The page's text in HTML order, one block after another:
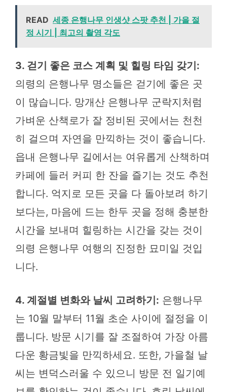
READ 세종 은행나무 인생샷 스팟 추천 | 가을 절
정 시기 | 최고의 촬영 각도
3. 걷기 좋은 코스 계획 및 힐링 타임 갖기:
의령의 은행나무 명소들은 걷기에 좋은 곳
이 많습니다. 망개산 은행나무 군락지처럼
가벼운 산책로가 잘 정비된 곳에서는 천천
히 걸으며 자연을 만끽하는 것이 좋습니다.
읍내 은행나무 길에서는 여유롭게 산책하며
카페에 들러 커피 한 잔을 즐기는 것도 추천
합니다. 억지로 모든 곳을 다 돌아보려 하기
보다는, 마음에 드는 한두 곳을 정해 충분한
시간을 보내며 힐링하는 시간을 갖는 것이
의령 은행나무 여행의 진정한 묘미일 것입
니다.
4. 계절별 변화와 날씨 고려하기: 은행나무
는 10월 말부터 11월 초순 사이에 절정을 이
룹니다. 방문 시기를 잘 조절하여 가장 아름
다운 황금빛을 만끽하세요. 또한, 가을철 날
씨는 변덕스러울 수 있으니 방문 전 일기예